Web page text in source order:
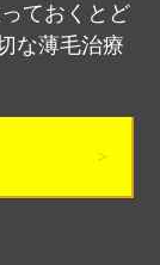
ておくとど
な薄毛治療